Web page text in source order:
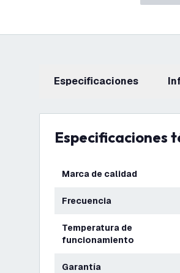
Especificaciones
Especificaciones
Marca de calidad
Frecuencia
Temperatura de
funcionamiento
Garantía